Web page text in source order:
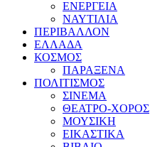
ΕΝΕΡΓΕΙΑ
ΝΑΥΤΙΛΙΑ
ΠΕΡΙΒΑΛΛΟΝ
ΕΛΛΑΔΑ
ΚΟΣΜΟΣ
ΠΑΡΑΞΕΝΑ
ΠΟΛΙΤΙΣΜΟΣ
ΣΙΝΕΜΑ
ΘΕΑΤΡΟ-ΧΟΡΟΣ
ΜΟΥΣΙΚΗ
ΕΙΚΑΣΤΙΚΑ